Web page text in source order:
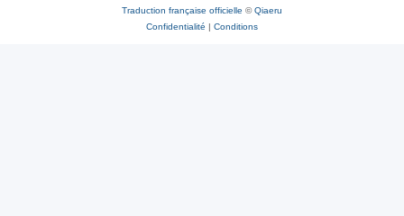
Traduction française officielle ©Qiaeru
Confidentialité | Conditions